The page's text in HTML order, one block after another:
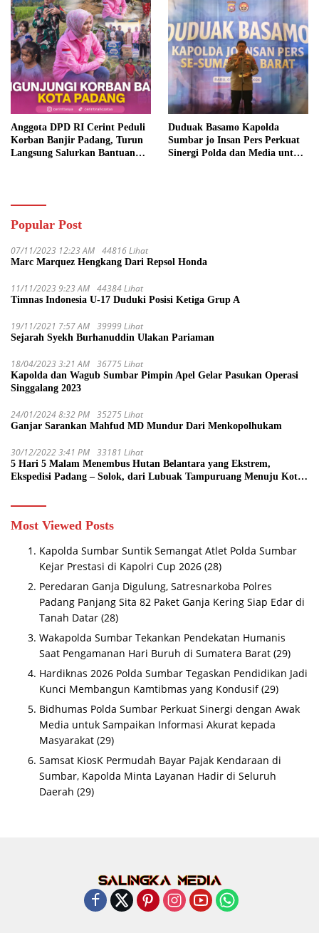
Anggota DPD RI Cerint Peduli
Korban Banjir Padang, Turun
Langsung Salurkan Bantuan
Duduak Basamo Kapolda
Sumbar jo Insan Pers Perkuat
Sinergi Polda dan Media untuk
Popular Post
07/11/2023 12:23 AM 44816 Lihat
Marc Marquez Hengkang Dari Repsol Honda
11/11/2023 9:23 AM 44384 Lihat
Timnas Indonesia U-17 Duduki Posisi Ketiga Grup A
19/11/2021 7:57 AM 39999 Lihat
Sejarah Syekh Burhanuddin Ulakan Pariaman
18/04/2023 3:21 AM 36775 Lihat
Kapolda dan Wagub Sumbar Pimpin Apel Gelar Pasukan Operasi
Singgalang 2023
24/01/2024 8:32 PM 35275 Lihat
Ganjar Sarankan Mahfud MD Mundur Dari Menkopolhukam
30/12/2022 3:41 PM 33181 Lihat
5 Hari 5 Malam Menembus Hutan Belantara yang Ekstrem,
Ekspedisi Padang – Solok, dari Lubuak Tampuruang Menuju Koto
Most Viewed Posts
Kapolda Sumbar Suntik Semangat Atlet Polda Sumbar
Kejar Prestasi di Kapolri Cup 2026 (28)
Peredaran Ganja Digulung, Satresnarkoba Polres
Padang Panjang Sita 82 Paket Ganja Kering Siap Edar di
Tanah Datar (28)
Wakapolda Sumbar Tekankan Pendekatan Humanis
Saat Pengamanan Hari Buruh di Sumatera Barat (29)
Hardiknas 2026 Polda Sumbar Tegaskan Pendidikan Jadi
Kunci Membangun Kamtibmas yang Kondusif (29)
Bidhumas Polda Sumbar Perkuat Sinergi dengan Awak
Media untuk Sampaikan Informasi Akurat kepada
Masyarakat (29)
Samsat KiosK Permudah Bayar Pajak Kendaraan di
Sumbar, Kapolda Minta Layanan Hadir di Seluruh
Daerah (29)